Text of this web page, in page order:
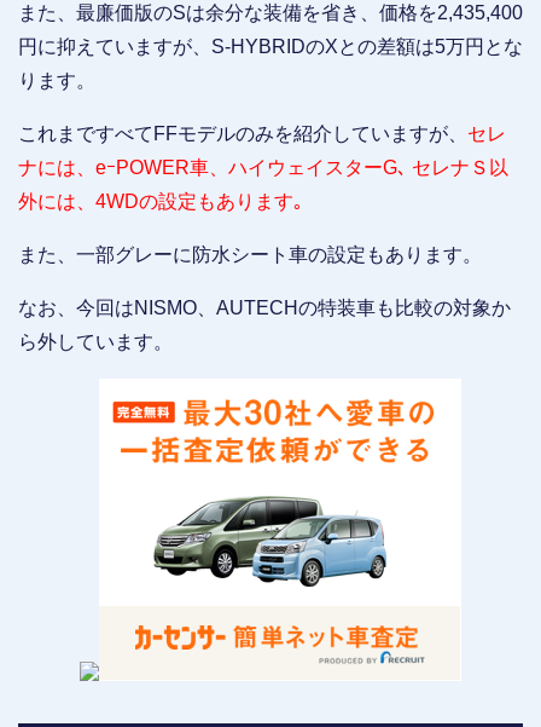
また、最廉価版のSは余分な装備を省き、価格を2,435,400
円に抑えていますが、S-HYBRIDのXとの差額は5万円とな
ります。
これまですべてFFモデルのみを紹介していますが、 セレ
ナには、eｰPOWER車、ハイウェイスターG､ セレナＳ以
外には、4WDの設定もあります｡
また、一部グレーに防水シート車の設定もあります。
なお、今回はNISMO、AUTECHの特装車も比較の対象か
ら外しています。